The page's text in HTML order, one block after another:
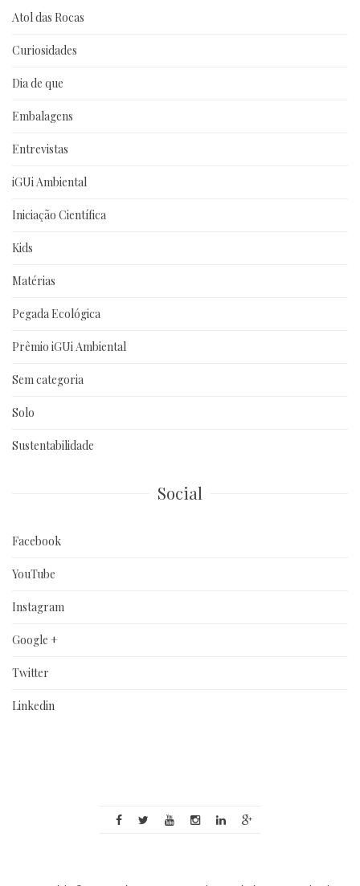
Atol das Rocas
Curiosidades
Dia de que
Embalagens
Entrevistas
iGUi Ambiental
Iniciação Científica
Kids
Matérias
Pegada Ecológica
Prêmio iGUi Ambiental
Sem categoria
Solo
Sustentabilidade
Social
Facebook
YouTube
Instagram
Google +
Twitter
Linkedin